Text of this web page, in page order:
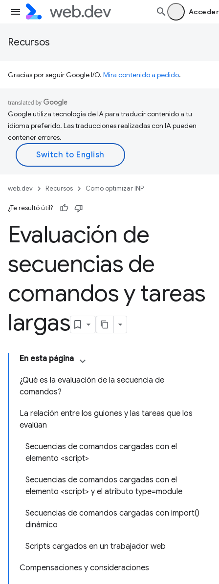
Acceder
Recursos
Gracias por seguir Google I/O. Mira contenido a pedido.
Google utiliza tecnología de IA para traducir contenido a tu
idioma preferido. Las traducciones realizadas con IA pueden
contener errores.
web.dev Recursos Cómo optimizar INP
¿Te resultó útil?
Evaluación de
secuencias de
comandos y tareas
largas
En esta página
¿Qué es la evaluación de la secuencia de
comandos?
La relación entre los guiones y las tareas que los
evalúan
Secuencias de comandos cargadas con el
elemento <script>
Secuencias de comandos cargadas con el
elemento <script> y el atributo type=module
Secuencias de comandos cargadas con import()
dinámico
Scripts cargados en un trabajador web
Compensaciones y consideraciones